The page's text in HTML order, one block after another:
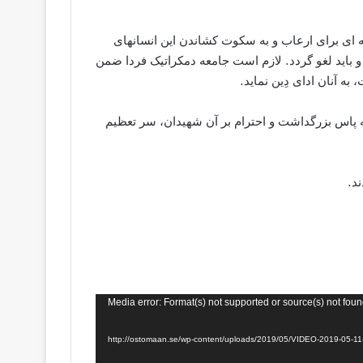
ای برای ارعاب و به سکوت کشاندن این انسانهای
باید لغو گردد. لازم است جامعه دمکراتیک فردا ضمن
آنان ادای دِین نماید.
پاس بزرگداشت و احترام بر آن شهیدان، سر تعظیم
Media error: Format(s) not supported or source(s) not